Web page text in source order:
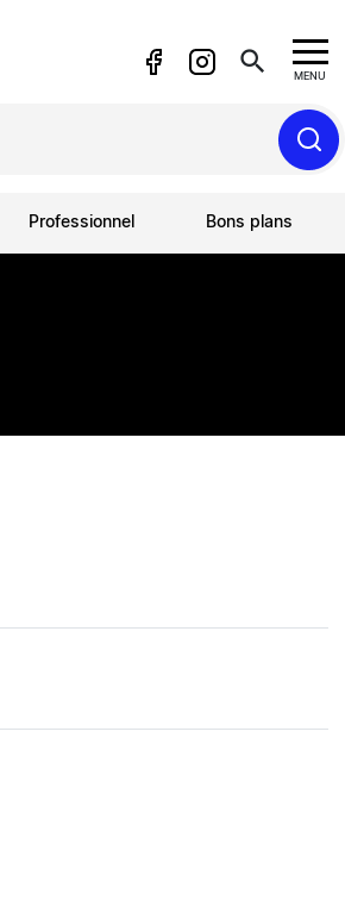
search MENU
Professionnel Bons plans